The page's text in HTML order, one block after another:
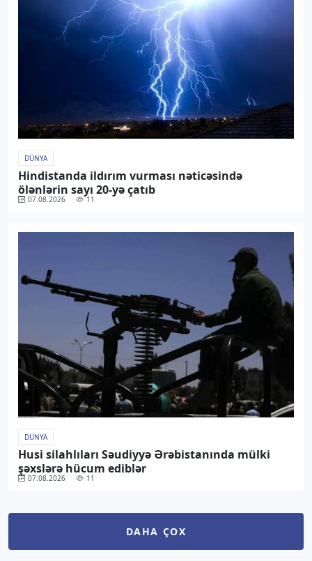
DÜNYA
Hindistanda ildırım vurması nəticəsində
ölənlərin sayı 20-yə çatıb
07.08.2026 11
DÜNYA
Husi silahlıları Səudiyyə Ərəbistanında mülki
şəxslərə hücum ediblər
07.08.2026 11
DAHA ÇOX